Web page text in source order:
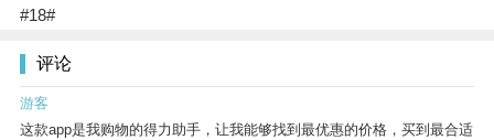
#18#
评论
游客
这款app是我购物的得力助手，让我能够找到最优惠的价格，买到最合适